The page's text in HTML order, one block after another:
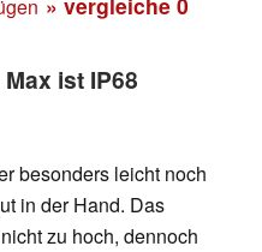
ist IP68
besonders leicht noch
in der Hand. Das
zu hoch, dennoch